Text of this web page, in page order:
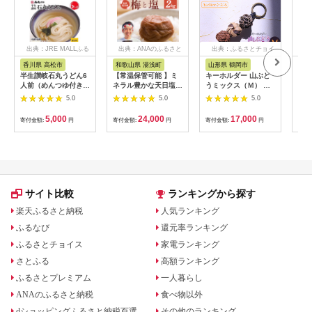
出典：JRE MALLふる
さと納税
香川県 高松市
半生讃岐石丸うどん6
人前（めんつゆ付き）
麺300g×2袋
5.0
寄付金額: 5,000 円
出典：ANAのふるさと
和歌山県 湯浅町
【常温保管可能 】ミ
ネラル豊かな天日塩だ
けで漬けた無添加梅干
B201_EP6024
5.0
寄付金額: 24,000 円
出典：ふるさとチョイ
山形県 鶴岡市
キーホルダー 山ぶど
うミックス（Ｍ） 山
形県鶴岡市 アトリエ
キーホルダー ギフト
贈り物 お取り寄せ 返
礼品
5.0
寄付金額: 17,000 円
サイト比較
楽天ふるさと納税
ふるなび
ふるさとチョイス
さとふる
ふるさとプレミアム
ANAのふるさと納税
ランキングから探す
人気ランキング
還元率ランキング
家電ランキング
高額ランキング
一人暮らし
食べ物以外